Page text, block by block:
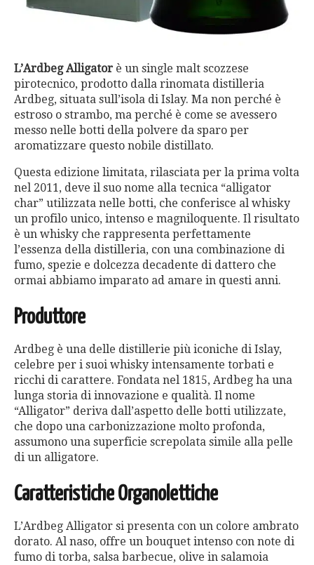
L’Ardbeg Alligator è un single malt scozzese
pirotecnico, prodotto dalla rinomata distilleria
Ardbeg, situata sull’isola di Islay. Ma non perché è
estroso o strambo, ma perché è come se avessero
messo nelle botti della polvere da sparo per
aromatizzare questo nobile distillato.
Questa edizione limitata, rilasciata per la prima volta
nel 2011, deve il suo nome alla tecnica “alligator
char” utilizzata nelle botti, che conferisce al whisky
un profilo unico, intenso e magniloquente. Il risultato
è un whisky che rappresenta perfettamente
l’essenza della distilleria, con una combinazione di
fumo, spezie e dolcezza decadente di dattero che
ormai abbiamo imparato ad amare in questi anni.
Produttore
Ardbeg è una delle distillerie più iconiche di Islay,
celebre per i suoi whisky intensamente torbati e
ricchi di carattere. Fondata nel 1815, Ardbeg ha una
lunga storia di innovazione e qualità. Il nome
“Alligator” deriva dall’aspetto delle botti utilizzate,
che dopo una carbonizzazione molto profonda,
assumono una superficie screpolata simile alla pelle
di un alligatore.
Caratteristiche Organolettiche
L’Ardbeg Alligator si presenta con un colore ambrato
dorato. Al naso, offre un bouquet intenso con note di
fumo di torba, salsa barbecue, olive in salamoia